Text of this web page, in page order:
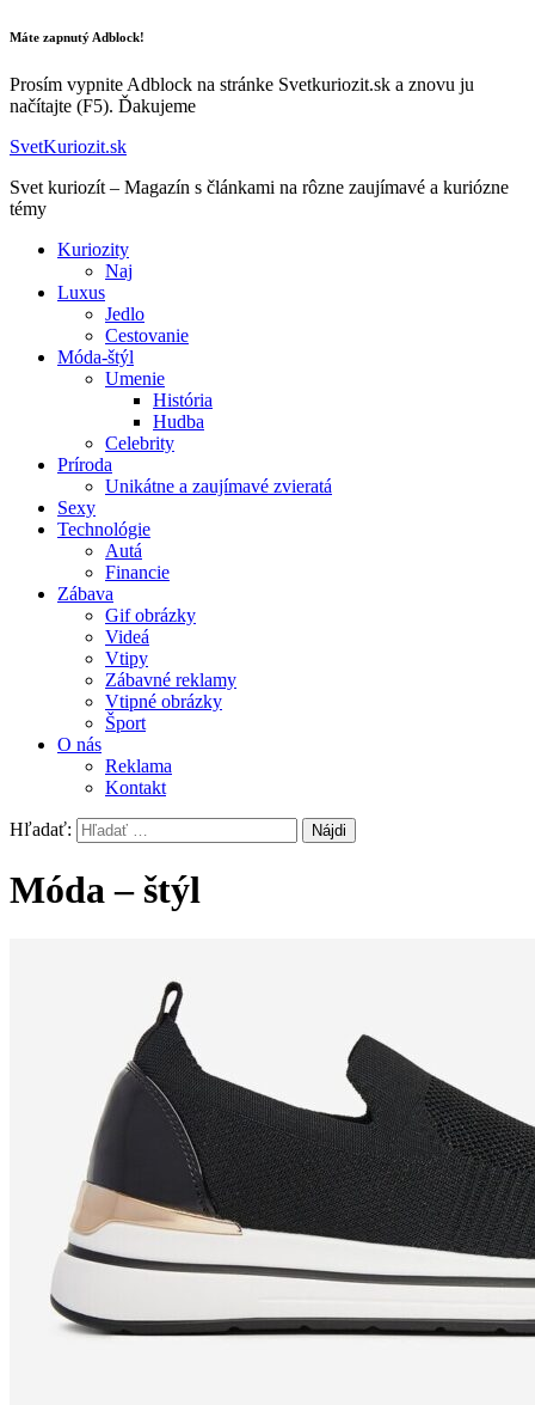
Máte zapnutý Adblock!
Prosím vypnite Adblock na stránke Svetkuriozit.sk a znovu ju
načítajte (F5). Ďakujeme
SvetKuriozit.sk
Svet kuriozít – Magazín s článkami na rôzne zaujímavé a kuriózne
témy
Kuriozity
Naj
Luxus
Jedlo
Cestovanie
Móda-štýl
Umenie
História
Hudba
Celebrity
Príroda
Unikátne a zaujímavé zvieratá
Sexy
Technológie
Autá
Financie
Zábava
Gif obrázky
Videá
Vtipy
Zábavné reklamy
Vtipné obrázky
Šport
O nás
Reklama
Kontakt
Hľadať:
Móda – štýl